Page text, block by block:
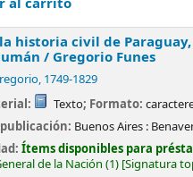
al carrito
historia civil de
/ Gregorio Funes
, 1749-1829
Texto; Formato:
Buenos Aires :
Ítems disponibles para
de la Nación (1) Signatura